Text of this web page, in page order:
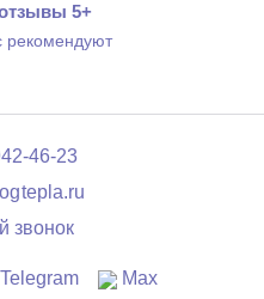
5+
рекомендуют
46-23
звонок
Telegram Max